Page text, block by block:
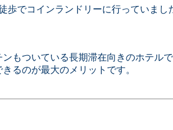
でコインランドリーに行っていまし
もついている長期滞在向きのホテルで
るのが最大のメリットです。